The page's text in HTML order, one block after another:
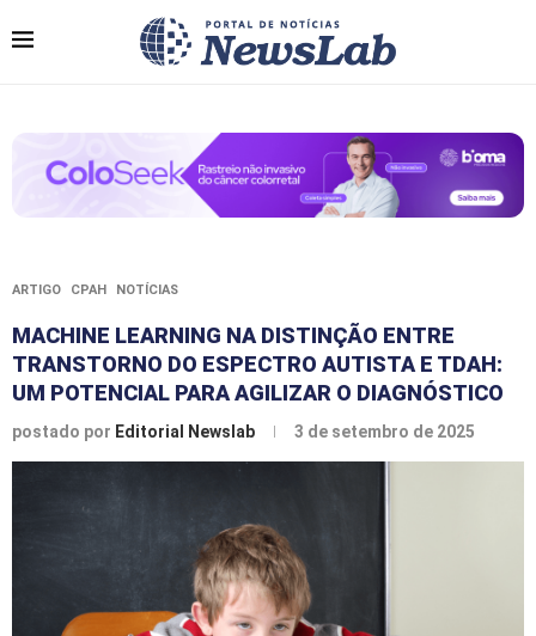
ARTIGO CPAH NOTÍCIAS
MACHINE LEARNING NA DISTINÇÃO ENTRE
TRANSTORNO DO ESPECTRO AUTISTA E TDAH:
UM POTENCIAL PARA AGILIZAR O DIAGNÓSTICO
postado por Editorial Newslab 3 de setembro de 2025